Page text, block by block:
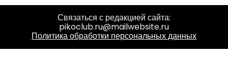
Связаться с редакцией сайта:
pikoclub.ru@mailwebsite.ru
Политика обработки персональных данных